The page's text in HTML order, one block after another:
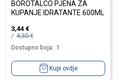
BOROTALCO PJENA ZA
KUPANJE IDRATANTE 600ML
3,44 €
4,30€
Dostupno boja: 1
Kupi ovdje